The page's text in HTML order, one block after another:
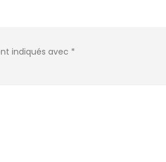
indiqués avec *